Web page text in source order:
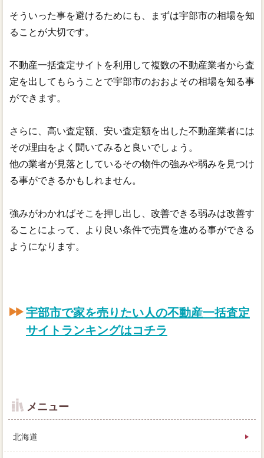
そういった事を避けるためにも、まずは宇部市の相場を知
ることが大切です。
不動産一括査定サイトを利用して複数の不動産業者から査
定を出してもらうことで宇部市のおおよその相場を知る事
ができます。
さらに、高い査定額、安い査定額を出した不動産業者には
その理由をよく聞いてみると良いでしょう。
他の業者が見落としているその物件の強みや弱みを見つけ
る事ができるかもしれません。
強みがわかればそこを押し出し、改善できる弱みは改善す
ることによって、より良い条件で売買を進める事ができる
ようになります。
宇部市で家を売りたい人の不動産一括査定
サイトランキングはコチラ
メニュー
北海道